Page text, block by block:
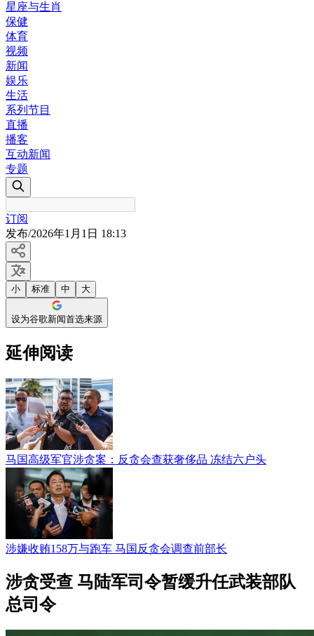
星座与生肖
保健
体育
视频
新闻
娱乐
生活
系列节目
直播
播客
互动新闻
专题
订阅
发布/2026年1月1日 18:13
小 标准 中 大
设为谷歌新闻首选来源
延伸阅读
马国高级军官涉贪案：反贪会查获奢侈品 冻结六户头
涉嫌收贿158万与跑车 马国反贪会调查前部长
涉贪受查 马陆军司令暂缓升任武装部队
总司令